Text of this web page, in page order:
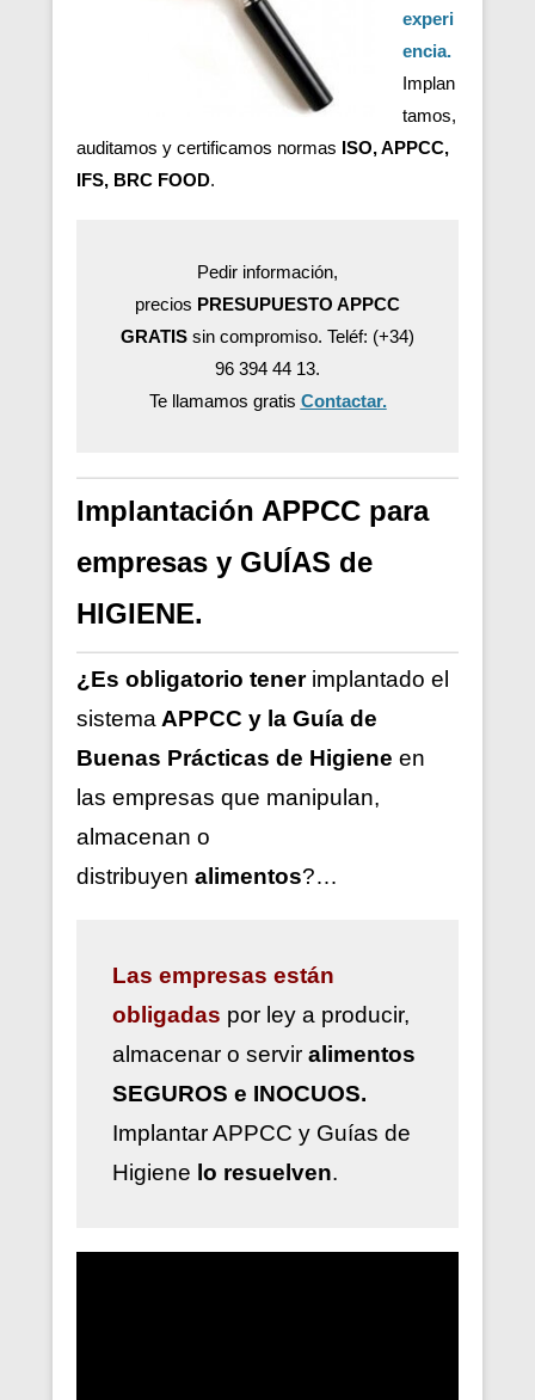
experi
encia.
Implan
tamos,
auditamos y certificamos normas ISO, APPCC,
IFS, BRC FOOD.
Pedir información,
precios PRESUPUESTO APPCC
GRATIS sin compromiso. Teléf: (+34)
96 394 44 13.
Te llamamos gratis Contactar.
Implantación APPCC para
empresas y GUÍAS de
HIGIENE.
¿Es obligatorio tener implantado el
sistema APPCC y la Guía de
Buenas Prácticas de Higiene en
las empresas que manipulan,
almacenan o
distribuyen alimentos?…
Las empresas están
obligadas por ley a producir,
almacenar o servir alimentos
SEGUROS e INOCUOS.
ImplantarAPPCC y Guías de
Higiene lo resuelven.